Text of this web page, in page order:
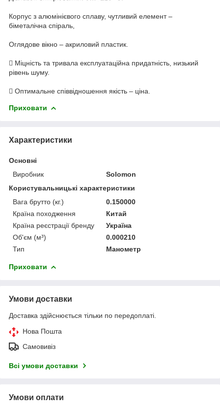
Корпус з алюмінієвого сплаву, чутливий елемент –
біметалічна спіраль,
Оглядове вікно – акриловий пластик.
 Міцність та тривала експлуатаційна придатність, низький
рівень шуму.
 Оптимальне співвідношення якість – ціна.
Приховати
Характеристики
Основні
Виробник
Solomon
Користувальницькі характеристики
Вага брутто (кг.)
0.150000
Країна походження
Китай
Країна реєстрації бренду
Україна
Об'єм (м³)
0.000210
Тип
Манометр
Приховати
Умови доставки
Доставка здійснюється тільки по передоплаті.
Нова Пошта
Самовивіз
Всі умови доставки
Умови оплати